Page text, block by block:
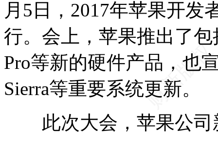
月5日，2017年苹果开发
行。会上，苹果推出了包
Pro等新的硬件产品，也
Sierra等重要系统更新。
此次大会，苹果公司